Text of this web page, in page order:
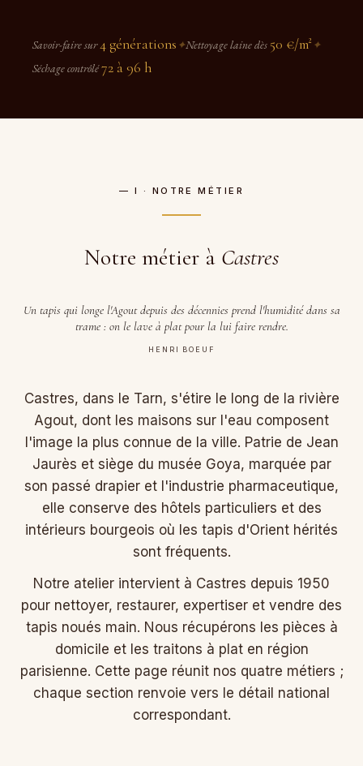
Savoir-faire sur4 générations ✦Nettoyage laine dès 50 €/m² ✦
Séchage contrôlé72 à 96 h
— I · NOTRE MÉTIER
Notre métier à Castres
Un tapis qui longe l'Agout depuis des décennies prend l'humidité dans sa
trame : on le lave à plat pour la lui faire rendre.
HENRI BOEUF
Castres, dans le Tarn, s'étire le long de la rivière
Agout, dont les maisons sur l'eau composent
l'image la plus connue de la ville. Patrie de Jean
Jaurès et siège du musée Goya, marquée par
son passé drapier et l'industrie pharmaceutique,
elle conserve des hôtels particuliers et des
intérieurs bourgeois où les tapis d'Orient hérités
sont fréquents.
Notre atelier intervient à Castres depuis 1950
pour nettoyer, restaurer, expertiser et vendre des
tapis noués main. Nous récupérons les pièces à
domicile et les traitons à plat en région
parisienne. Cette page réunit nos quatre métiers ;
chaque section renvoie vers le détail national
correspondant.